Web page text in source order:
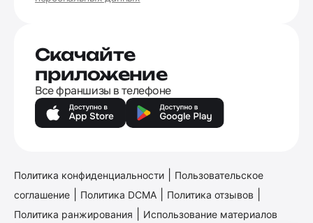
Скачайте
приложение
Все франшизы в телефоне
Политика конфиденциальности
Пользовательское
соглашение
Политика DCMA Политика отзывов
Политика ранжирования
Использование материалов